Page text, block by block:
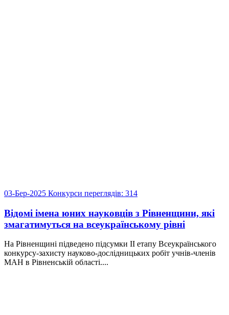
03-Бер-2025 Конкурси переглядів: 314
Відомі імена юних науковців з Рівненщини, які
змагатимуться на всеукраїнському рівні
На Рівненщині підведено підсумки ІІ етапу Всеукраїнського
конкурсу-захисту науково-дослідницьких робіт учнів-членів
МАН в Рівненській області....